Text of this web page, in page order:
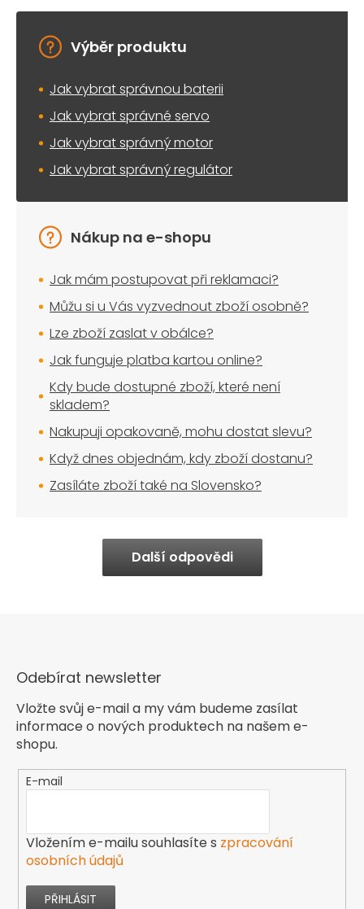
Výběr produktu
Jak vybrat správnou baterii
Jak vybrat správné servo
Jak vybrat správný motor
Jak vybrat správný regulátor
Nákup na e-shopu
Jak mám postupovat při reklamaci?
Můžu si u Vás vyzvednout zboží osobně?
Lze zboží zaslat v obálce?
Jak funguje platba kartou online?
Kdy bude dostupné zboží, které není
skladem?
Nakupuji opakovaně, mohu dostat slevu?
Když dnes objednám, kdy zboží dostanu?
Zasíláte zboží také na Slovensko?
Další odpovědi
Odebírat newsletter
Vložte svůj e-mail a my vám budeme zasílat
informace o nových produktech na našem e-
shopu.
E-mail
Vložením e-mailu souhlasíte s zpracování
osobních údajů
PŘIHLÁSIT